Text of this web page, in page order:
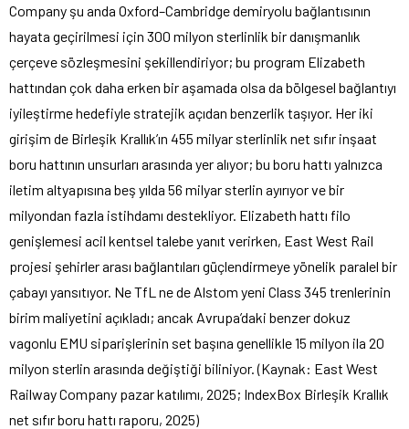
Company şu anda Oxford–Cambridge demiryolu bağlantısının
hayata geçirilmesi için 300 milyon sterlinlik bir danışmanlık
çerçeve sözleşmesini şekillendiriyor; bu program Elizabeth
hattından çok daha erken bir aşamada olsa da bölgesel bağlantıyı
iyileştirme hedefiyle stratejik açıdan benzerlik taşıyor. Her iki
girişim de Birleşik Krallık’ın 455 milyar sterlinlik net sıfır inşaat
boru hattının unsurları arasında yer alıyor; bu boru hattı yalnızca
iletim altyapısına beş yılda 56 milyar sterlin ayırıyor ve bir
milyondan fazla istihdamı destekliyor. Elizabeth hattı filo
genişlemesi acil kentsel talebe yanıt verirken, East West Rail
projesi şehirler arası bağlantıları güçlendirmeye yönelik paralel bir
çabayı yansıtıyor. Ne TfL ne de Alstom yeni Class 345 trenlerinin
birim maliyetini açıkladı; ancak Avrupa’daki benzer dokuz
vagonlu EMU siparişlerinin set başına genellikle 15 milyon ila 20
milyon sterlin arasında değiştiği biliniyor. (Kaynak: East West
Railway Company pazar katılımı, 2025; IndexBox Birleşik Krallık
net sıfır boru hattı raporu, 2025)